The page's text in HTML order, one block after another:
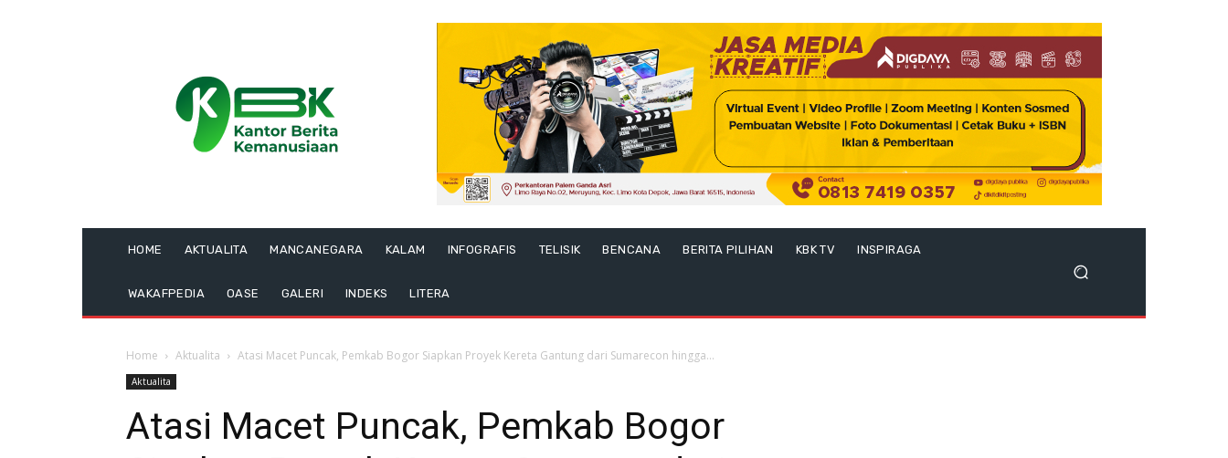
HOME AKTUALITA MANCANEGARA KALAM INFOGRAFIS TELISIK BENCANA BERITA PILIHAN KBK TV INSPIRAGA
WAKAFPEDIA OASE GALERI INDEKS LITERA
Home Aktualita Atasi Macet Puncak, Pemkab Bogor Siapkan Proyek Kereta Gantung dari Sumarecon hingga...
Aktualita
Atasi Macet Puncak, Pemkab Bogor